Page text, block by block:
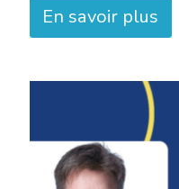
En savoir plus